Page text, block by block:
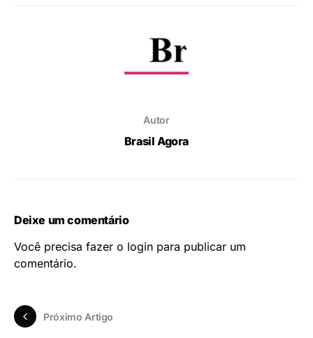
Autor
Brasil Agora
Deixe um comentário
Você precisa fazer o login para publicar um
comentário.
Próximo Artigo